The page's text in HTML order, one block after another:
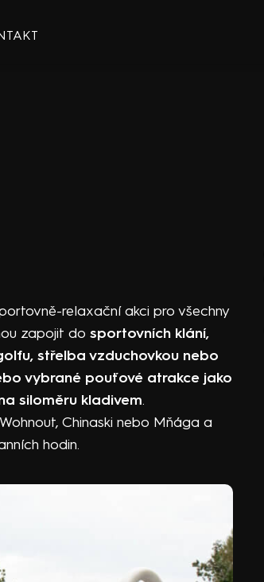
relaxační akci pro všechny
zapojit do sportovních klání,
střelba vzduchovkou nebo
vybrané pouťové atrakce jako
siloměru kladivem.
Chinaski nebo Mňága a
hodin.